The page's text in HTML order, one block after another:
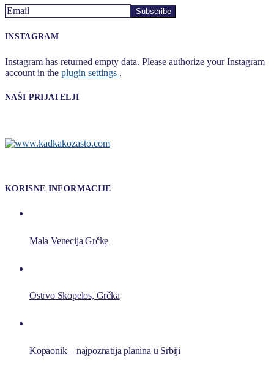
INSTAGRAM
Instagram has returned empty data. Please authorize your Instagram
account in the plugin settings .
NAŠI PRIJATELJI
KORISNE INFORMACIJE
Mala Venecija Grčke
Ostrvo Skopelos, Grčka
Kopaonik – najpoznatija planina u Srbiji